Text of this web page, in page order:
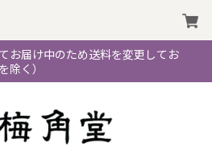
お届け中のため送料を変更してお
除く）